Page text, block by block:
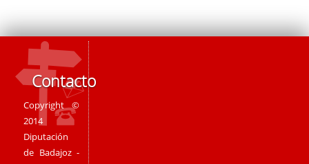
Contacto
Copyright ©
2014
Diputación
de Badajoz -